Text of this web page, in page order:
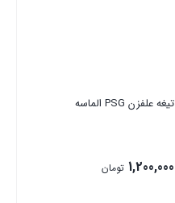
تیغه علفزن PSG الماسه
1,200,000 تومان